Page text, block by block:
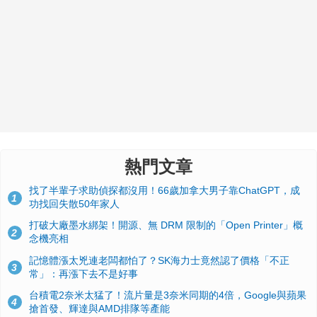
熱門文章
1
找了半輩子求助偵探都沒用！66歲加拿大男子靠ChatGPT，成
功找回失散50年家人
2
打破大廠墨水綁架！開源、無 DRM 限制的「Open Printer」概
念機亮相
3
記憶體漲太兇連老闆都怕了？SK海力士竟然認了價格「不正
常」：再漲下去不是好事
4
台積電2奈米太猛了！流片量是3奈米同期的4倍，Google與蘋果
搶首發、輝達與AMD排隊等產能